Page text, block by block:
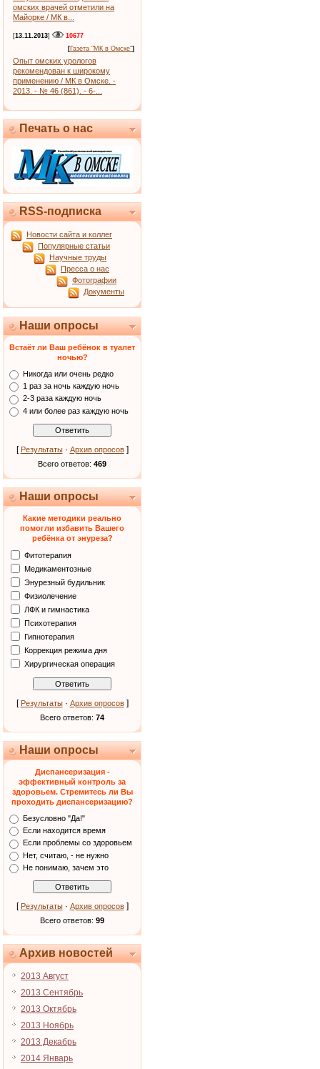
омских врачей отметили на
Майорке / МК в...
[13.11.2013]
10677
[Газета "МК в Омске"]
Опыт омских урологов
рекомендован к широкому
применению / МК в Омске. -
2013. - № 46 (861). - 6-...
Печать о нас
RSS-подписка
Новости сайта и коллег
Популярные статьи
Научные труды
Пресса о нас
Фотографии
Документы
Наши опросы
Встаёт ли Ваш ребёнок в туалет
ночью?
Никогда или очень редко
1 раз за ночь каждую ночь
2-3 раза каждую ночь
4 или более раз каждую ночь
[ Результаты· Архив опросов]
Всего ответов: 469
Наши опросы
Какие методики реально
помогли избавить Вашего
ребёнка от энуреза?
Фитотерапия
Медикаментозные
Энурезный будильник
Физиолечение
ЛФК и гимнастика
Психотерапия
Гипнотерапия
Коррекция режима дня
Хирургическая операция
[ Результаты· Архив опросов]
Всего ответов: 74
Наши опросы
Диспансеризация -
эффективный контроль за
здоровьем. Стремитесь ли Вы
проходить диспансеризацию?
Безусловно "Да!"
Если находится время
Если проблемы со здоровьем
Нет, считаю, - не нужно
Не понимаю, зачем это
[ Результаты· Архив опросов]
Всего ответов: 99
Архив новостей
2013 Август
2013 Сентябрь
2013 Октябрь
2013 Ноябрь
2013 Декабрь
2014 Январь